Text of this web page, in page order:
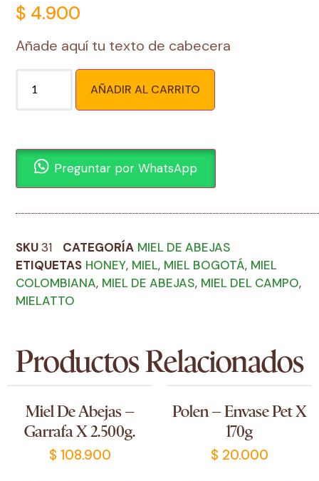
$ 4.900
Añade aquí tu texto de cabecera
AÑADIR AL CARRITO
Preguntar por WhatsApp
SKU31 CATEGORÍA MIEL DE ABEJAS
ETIQUETAS HONEY, MIEL, MIEL BOGOTÁ, MIEL
COLOMBIANA, MIEL DE ABEJAS, MIEL DEL CAMPO,
MIELATTO
Productos Relacionados
Miel De Abejas –
Garrafa X 2.500g.
$ 108.900
Polen – Envase Pet X
170g
$ 20.000